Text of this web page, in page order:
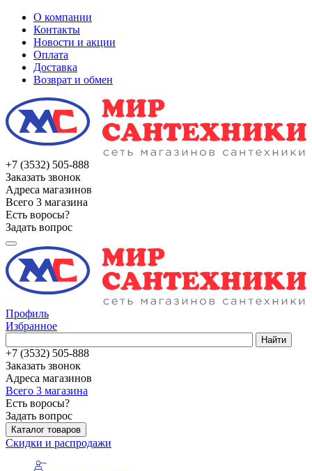
О компании
Контакты
Новости и акции
Оплата
Доставка
Возврат и обмен
+7 (3532) 505-888
Заказать звонок
Адреса магазинов
Всего 3 магазина
Есть воросы?
Задать вопрос
Профиль
Избранное
Найти
+7 (3532) 505-888
Заказать звонок
Адреса магазинов
Всего 3 магазина
Есть воросы?
Задать вопрос
Каталог товаров
Скидки и распродажи